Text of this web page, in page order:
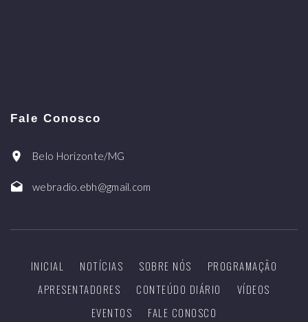
Fale Conosco
Belo Horizonte/MG
webradio.ebh@gmail.com
INICIAL NOTÍCIAS SOBRE NÓS
PROGRAMAÇÃO
APRESENTADORES
CONTEÚDO DIÁRIO
VÍDEOS
EVENTOS
FALE CONOSCO